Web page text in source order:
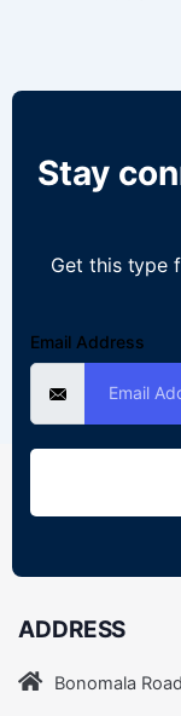
Stay
Get this type
Email Address
ADDRESS
Bonomala